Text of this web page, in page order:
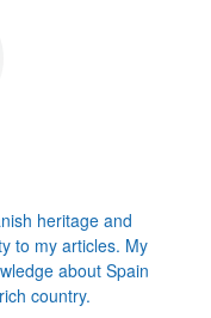
heritage and
to my articles. My
about Spain
country.